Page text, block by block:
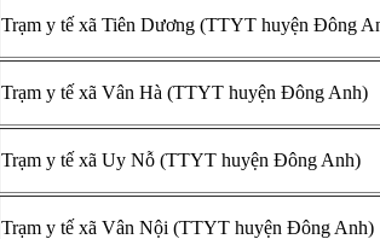
Trạm y tế xã Tiên Dương (TTYT huyện Đông
Trạm y tế xã Vân Hà (TTYT huyện Đông Anh)
Trạm y tế xã Uy Nỗ (TTYT huyện Đông Anh)
Trạm y tế xã Vân Nội (TTYT huyện Đông Anh)